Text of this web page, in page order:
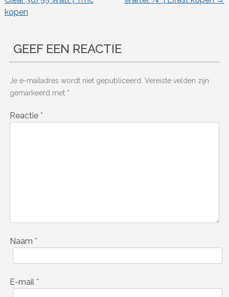
kopen
GEEF EEN REACTIE
Je e-mailadres wordt niet gepubliceerd. Vereiste velden zijn
gemarkeerd met *
Reactie *
Naam *
E-mail *